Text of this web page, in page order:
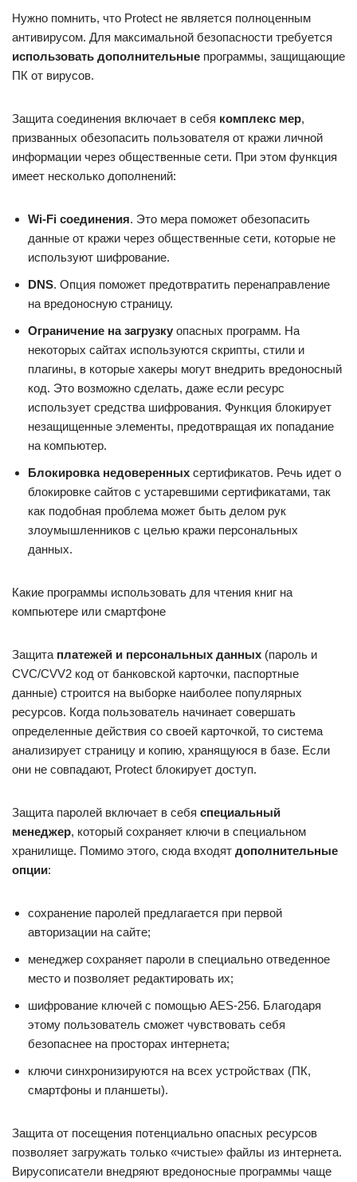
Нужно помнить, что Protect не является полноценным
антивирусом. Для максимальной безопасности требуется
использовать дополнительные программы, защищающие
ПК от вирусов.
Защита соединения включает в себя комплекс мер,
призванных обезопасить пользователя от кражи личной
информации через общественные сети. При этом функция
имеет несколько дополнений:
Wi-Fi соединения. Это мера поможет обезопасить
данные от кражи через общественные сети, которые не
используют шифрование.
DNS. Опция поможет предотвратить перенаправление
на вредоносную страницу.
Ограничение на загрузку опасных программ. На
некоторых сайтах используются скрипты, стили и
плагины, в которые хакеры могут внедрить вредоносный
код. Это возможно сделать, даже если ресурс
использует средства шифрования. Функция блокирует
незащищенные элементы, предотвращая их попадание
на компьютер.
Блокировка недоверенных сертификатов. Речь идет о
блокировке сайтов с устаревшими сертификатами, так
как подобная проблема может быть делом рук
злоумышленников с целью кражи персональных
данных.
Какие программы использовать для чтения книг на
компьютере или смартфоне
Защита платежей и персональных данных (пароль и
CVC/CVV2 код от банковской карточки, паспортные
данные) строится на выборке наиболее популярных
ресурсов. Когда пользователь начинает совершать
определенные действия со своей карточкой, то система
анализирует страницу и копию, хранящуюся в базе. Если
они не совпадают, Protect блокирует доступ.
Защита паролей включает в себя специальный
менеджер, который сохраняет ключи в специальном
хранилище. Помимо этого, сюда входят дополнительные
опции:
сохранение паролей предлагается при первой
авторизации на сайте;
менеджер сохраняет пароли в специально отведенное
место и позволяет редактировать их;
шифрование ключей с помощью AES-256. Благодаря
этому пользователь сможет чувствовать себя
безопаснее на просторах интернета;
ключи синхронизируются на всех устройствах (ПК,
смартфоны и планшеты).
Защита от посещения потенциально опасных ресурсов
позволяет загружать только «чистые» файлы из интернета.
Вирусописатели внедряют вредоносные программы чаще